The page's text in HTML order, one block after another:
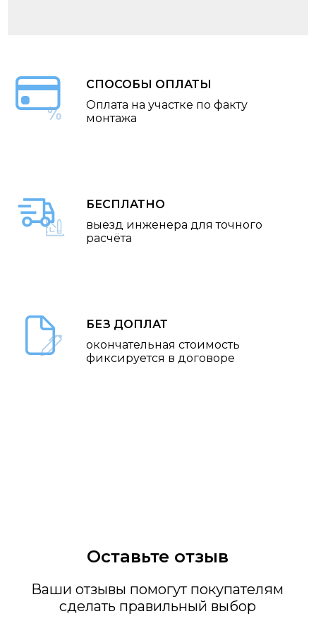
СПОСОБЫ ОПЛАТЫ
Оплата на участке по факту
монтажа
БЕСПЛАТНО
выезд инженера для точного
расчёта
БЕЗ ДОПЛАТ
окончательная стоимость
фиксируется в договоре
Оставьте отзыв
Ваши отзывы помогут покупателям
сделать правильный выбор